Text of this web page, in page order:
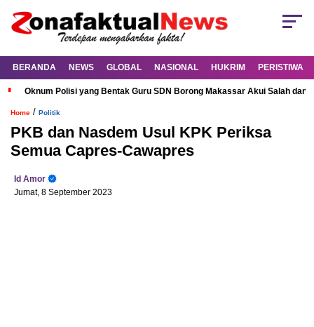
BERANDA NEWS GLOBAL NASIONAL HUKRIM PERISTIWA
Oknum Polisi yang Bentak Guru SDN Borong Makassar Akui Salah dan
Home / Politik
PKB dan Nasdem Usul KPK Periksa
Semua Capres-Cawapres
Id Amor
Jumat, 8 September 2023